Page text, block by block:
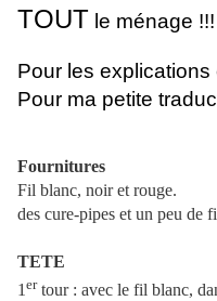
TOUT le ménage !!!
Pour les
Pour ma petite
Fournitures
Fil blanc, noir et rouge.
des cure-pipes et un peu de
TETE
1 ertour : avec le fil blanc,